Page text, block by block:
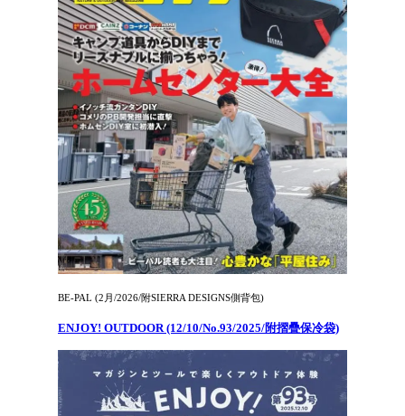
BE-PAL (2月/2026/附SIERRA DESIGNS側背包)
ENJOY! OUTDOOR (12/10/No.93/2025/附摺疊保冷袋)